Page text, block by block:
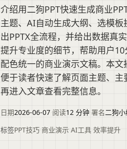
介绍用二狗PPT快速生成商业
主题、AI自动生成大纲、选模
出PPTX全流程，并给出数据真
提升专业度的细节，帮助用户10
配色统一的商业演示文稿。本文
便于读者快速了解页面主题、主
再进入文章查看完整信息。
日期2026-06-07 阅读12 分钟 署名二狗小
标签PPT技巧 商业演示 AI工具 效率提升